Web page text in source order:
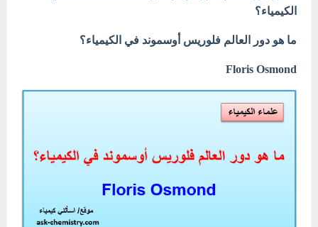
الكيمياء؟
ما هو دور العالم فلوريس أوسموند في الكيمياء؟
Floris Osmond